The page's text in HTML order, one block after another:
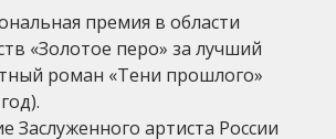
премия в области
«Золотое перо» за лучший
роман «Тени прошлого»
Заслуженного артиста России